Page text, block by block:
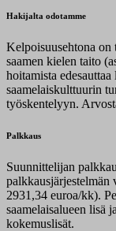
Hakijalta odotamme
Kelpoisuusehtona on
saamen kielen taito
hoitamista
saamelaiskulttuurin
työskentelyyn.
Palkkaus
Suunnittelijan
palkkausjärjestelmän
2931,34 euroa/kk).
saamelaisalueen lisä
kokemuslisät.